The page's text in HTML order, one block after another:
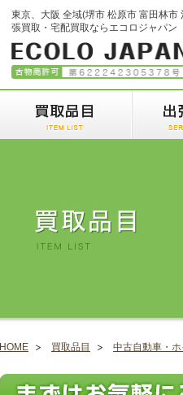
東京、大阪 全域(堺市 松原市 富田林市
張買取・宅配買取ならエコロジャパン
HOME 買取品目 中古自動車・